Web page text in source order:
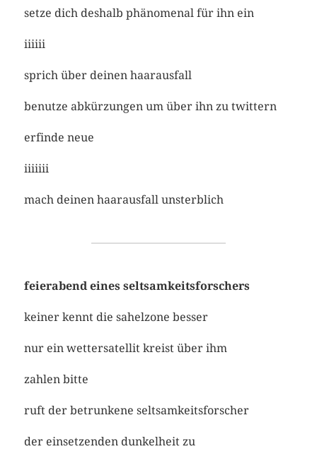
setze dich deshalb phänomenal für ihn ein
iiiiii
sprich über deinen haarausfall
benutze abkürzungen um über ihn zu twittern
erfinde neue
iiiiiii
mach deinen haarausfall unsterblich
feierabend eines seltsamkeitsforschers
keiner kennt die sahelzone besser
nur ein wettersatellit kreist über ihm
zahlen bitte
ruft der betrunkene seltsamkeitsforscher
der einsetzenden dunkelheit zu